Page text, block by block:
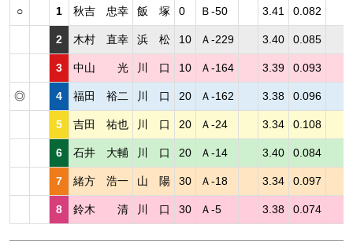
○ 1 秋吉 忠幸 飯 塚 0 Ｂ-50 3.41 0.082
2 木村 直幸 浜 松 10 Ａ-229 3.40 0.085
3 中山 光 川 口 10 Ａ-164 3.39 0.093
◎ 4 福田 裕二 川 口 20 Ａ-162 3.38 0.096
5 吉田 祐也 川 口 20 Ａ-24 3.34 0.108
6 石井 大輔 川 口 20 Ａ-14 3.40 0.084
7 緒方 浩一 山 陽 30 Ａ-18 3.34 0.097
8 鈴木 清 川 口 30 Ａ-5 3.38 0.074